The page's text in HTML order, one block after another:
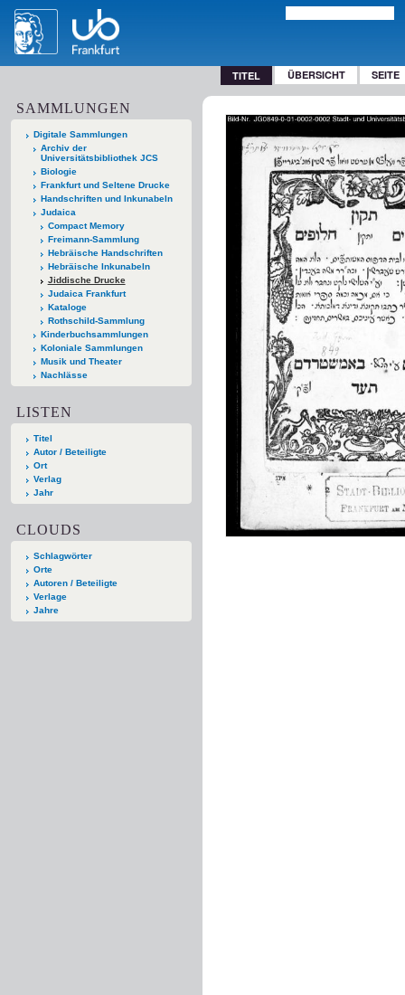
TITEL ÜBERSICHT SEITE
SAMMLUNGEN
Digitale Sammlungen
Archiv der
Universitätsbibliothek JCS
Biologie
Frankfurt und Seltene Drucke
Handschriften und Inkunabeln
Judaica
Compact Memory
Freimann-Sammlung
Hebräische Handschriften
Hebräische Inkunabeln
Jiddische Drucke
Judaica Frankfurt
Kataloge
Rothschild-Sammlung
Kinderbuchsammlungen
Koloniale Sammlungen
Musik und Theater
Nachlässe
LISTEN
Titel
Autor / Beteiligte
Ort
Verlag
Jahr
CLOUDS
Schlagwörter
Orte
Autoren / Beteiligte
Verlage
Jahre